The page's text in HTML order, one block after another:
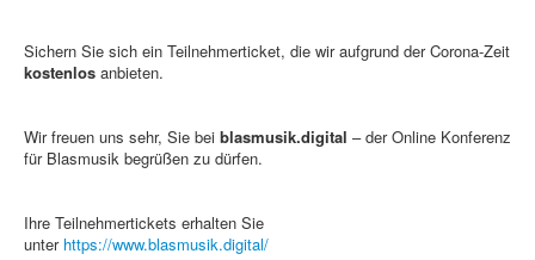
Sichern Sie sich ein Teilnehmerticket, die wir aufgrund der Corona-Zeit
kostenlos anbieten.
Wir freuen uns sehr, Sie bei blasmusik.digital – der Online Konferenz
für Blasmusik begrüßen zu dürfen.
Ihre Teilnehmertickets erhalten Sie
unter https://www.blasmusik.digital/